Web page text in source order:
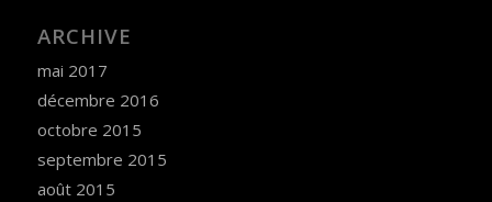
ARCHIVE
mai 2017
décembre 2016
octobre 2015
septembre 2015
août 2015